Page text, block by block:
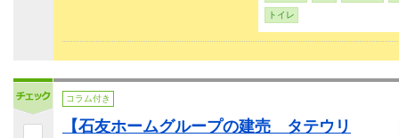
トイレ
コラム付き
【石友ホームグループの建売 タテウリ